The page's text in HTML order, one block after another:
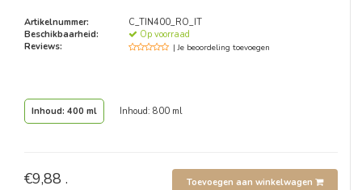
Artikelnummer:
C_TIN400_RO_IT
Beschikbaarheid:
Op voorraad
Reviews:
| Je beoordeling toevoegen
Inhoud: 400 ml Inhoud: 800 ml
€9,88 . Toevoegen aan winkelwagen